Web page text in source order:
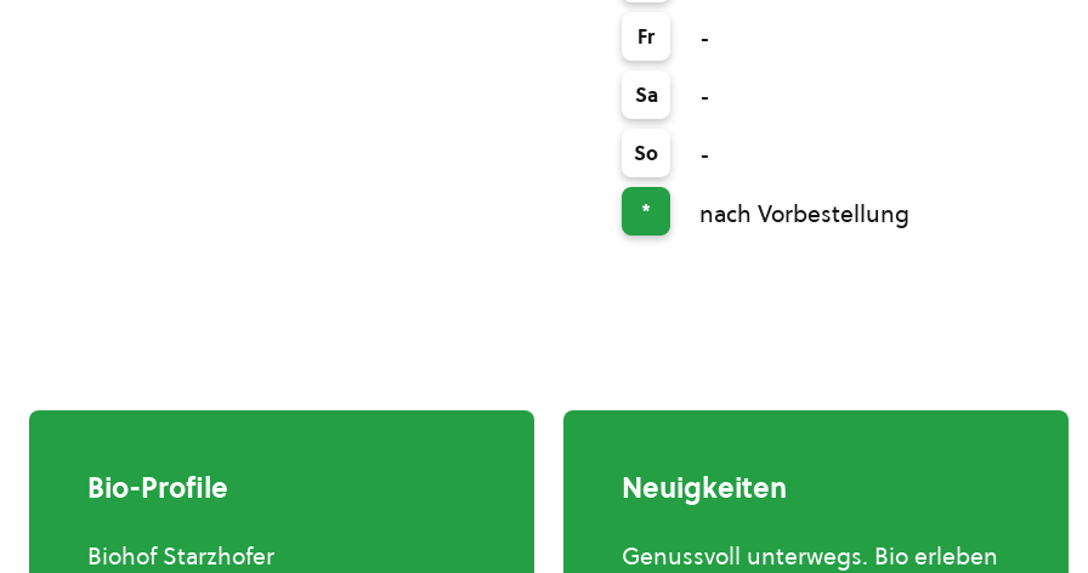
Fr -
Sa -
So -
* nach Vorbestellung
Bio-Profile
Biohof Starzhofer
Neuigkeiten
Genussvoll unterwegs. Bio erleben